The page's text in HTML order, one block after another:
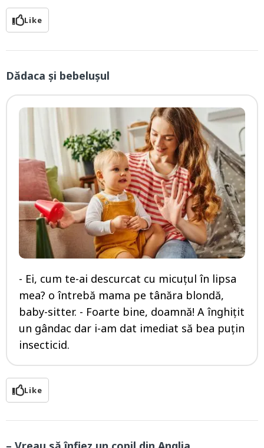
Like
Dădaca și bebelușul
- Ei, cum te-ai descurcat cu micuțul în lipsa
mea? o întrebă mama pe tânăra blondă,
baby-sitter. - Foarte bine, doamnă! A înghițit
un gândac dar i-am dat imediat să bea puțin
insecticid.
Like